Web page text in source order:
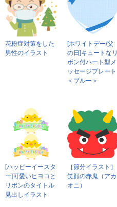
花粉症対策をした
男性のイラスト
[ホワイトデー/父
の日]キュートなリ
ボン付ハート型メ
ッセージプレート
＜ブルー＞
[ハッピーイースタ
ー]可愛いヒヨコと
リボンのタイトル
見出しイラスト
［節分イラスト］
笑顔の赤鬼（アカ
オニ）